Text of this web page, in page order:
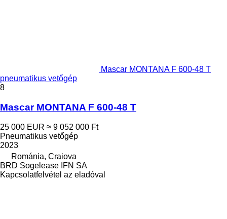
Mascar MONTANA F 600-48 T
pneumatikus vetőgép
8
Mascar MONTANA F 600-48 T
25 000 EUR ≈ 9 052 000 Ft
Pneumatikus vetőgép
2023
Románia, Craiova
BRD Sogelease IFN SA
Kapcsolatfelvétel az eladóval